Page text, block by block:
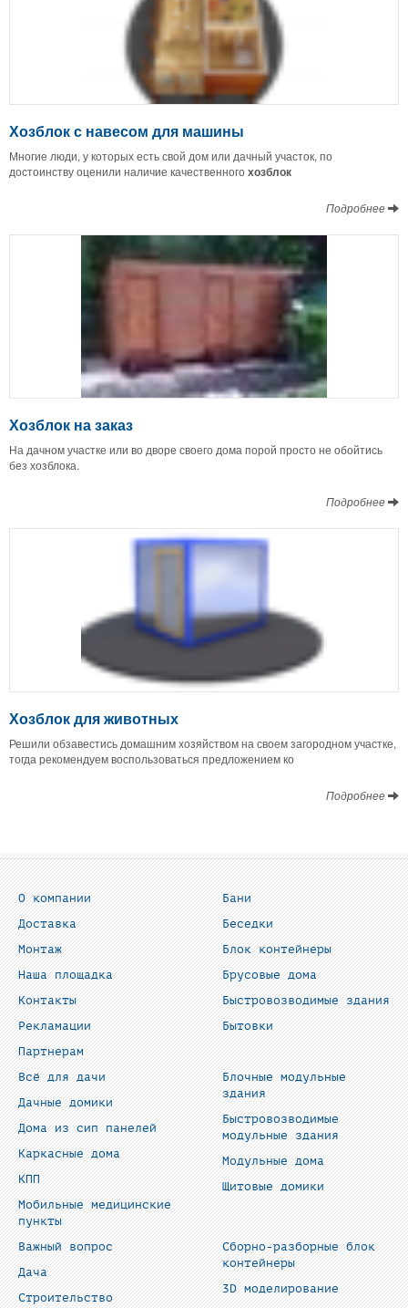
Хозблок с навесом для машины
Многие люди, у которых есть свой дом или дачный участок, по
достоинству оценили наличие качественногохозблок
Подробнее
Хозблок на заказ
На дачном участке или во дворе своего дома порой просто не обойтись
без хозблока.
Подробнее
Хозблок для животных
Решили обзавестись домашним хозяйством на своем загородном участке,
тогда рекомендуем воспользоваться предложением ко
Подробнее
О компании
Доставка
Монтаж
Наша площадка
Контакты
Рекламации
Партнерам
Бани
Беседки
Блок контейнеры
Брусовые дома
Быстровозводимые здания
Бытовки
Всё для дачи
Дачные домики
Дома из сип панелей
Каркасные дома
КПП
Мобильные медицинские
пункты
Блочные модульные
здания
Быстровозводимые
модульные здания
Модульные дома
Щитовые домики
Важный вопрос
Дача
Строительство
Сборно-разборные блок
контейнеры
3D моделирование